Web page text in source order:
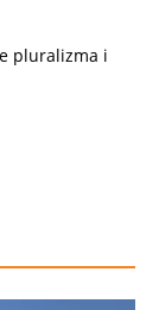
pluralizma i